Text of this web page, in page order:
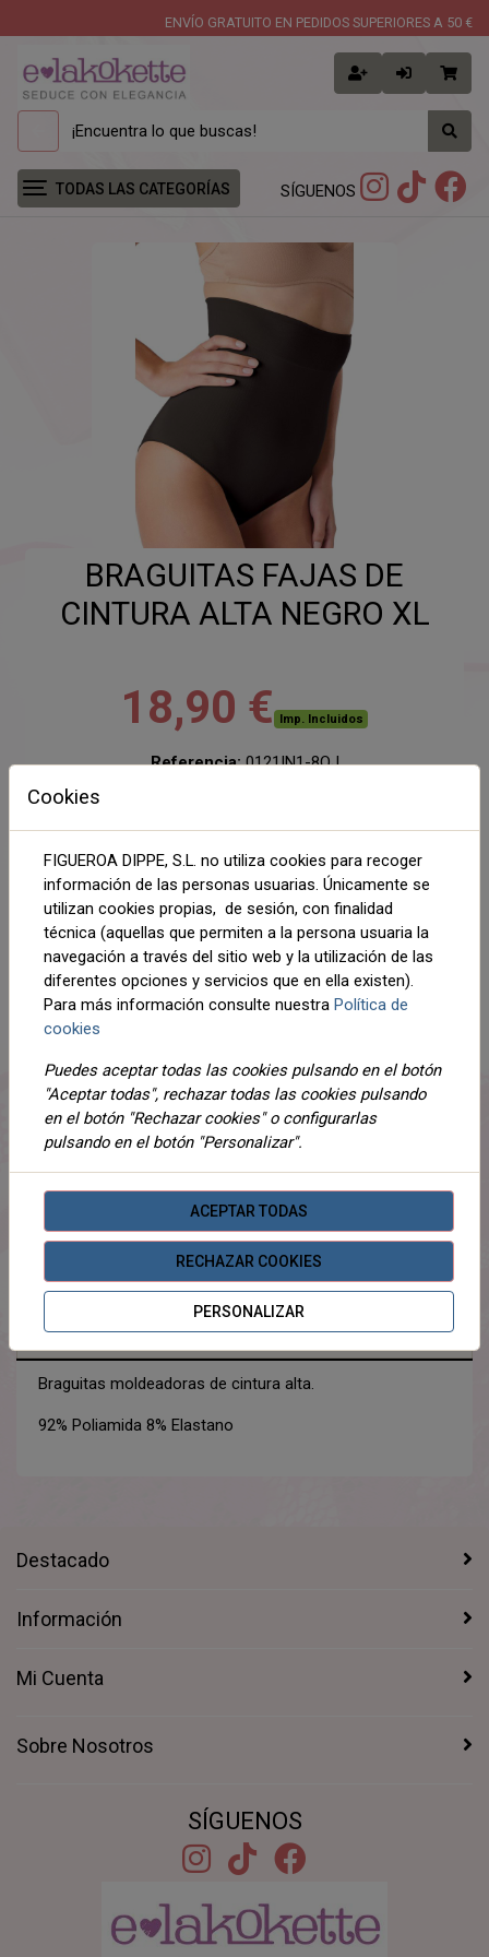
ENVÍO GRATUITO EN PEDIDOS SUPERIORES A 50 €
TODAS LAS CATEGORÍAS SÍGUENOS
BRAGUITAS FAJAS DE
CINTURA ALTA NEGRO XL
18,90 € Imp. Incluidos
Referencia: 0121IN1-8OJ
COLOR
NEGRO CARNE
TALLA
XL
Compartir
DESCRIPCIÓN
DETALLES
ADJUNTOS
OPINIONES
Braguitas moldeadoras de cintura alta.
92% Poliamida 8% Elastano
Destacado
Información
Mi Cuenta
Sobre Nosotros
SÍGUENOS
Cookies
FIGUEROA DIPPE, S.L. no utiliza cookies para recoger
información de las personas usuarias. Únicamente se
utilizan cookies propias, de sesión, con finalidad
técnica (aquellas que permiten a la persona usuaria la
navegación a través del sitio web y la utilización de las
diferentes opciones y servicios que en ella existen).
Para más información consulte nuestra Política de
cookies
Puedes aceptar todas las cookies pulsando en el botón
"Aceptar todas", rechazar todas las cookies pulsando
en el botón "Rechazar cookies" o configurarlas
pulsando en el botón "Personalizar".
ACEPTAR TODAS
RECHAZAR COOKIES
PERSONALIZAR